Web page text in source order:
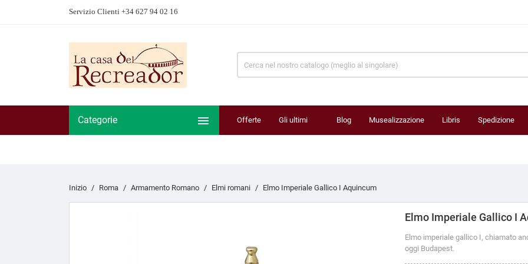
Servizio Clienti +34 627 94 02 16
Categorie  Offerte Gli ultimi Blog Musealizzazione Libris Spedizione
Inizio Roma Armamento Romano Elmi romani Elmo Imperiale Gallico I Aquincum
Elmo Imperiale Gallico I
Elmo imperiale gallico I, chiamato
oggi Budapest.